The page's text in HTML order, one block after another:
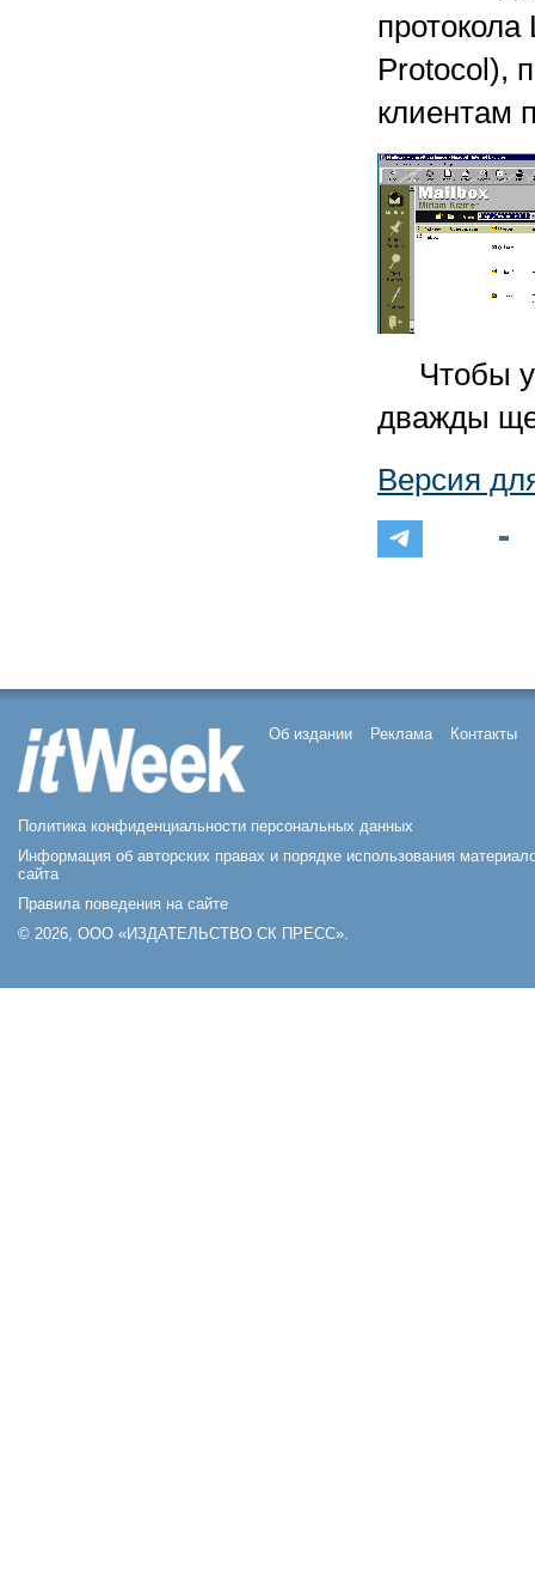
Protocol),
клиентам
Чтобы
дважды
Версия
Об издании Реклама Контакты
Политика конфиденциальности персональных данных
Информация об авторских правах и порядке использования
сайта
Правила поведения на сайте
© 2026, ООО «ИЗДАТЕЛЬСТВО СК ПРЕСС».